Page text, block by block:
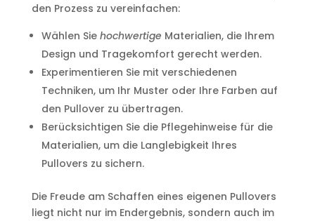
den Prozess zu vereinfachen:
Wählen Sie hochwertige Materialien, die Ihrem
Design und Tragekomfort gerecht werden.
Experimentieren Sie mit verschiedenen
Techniken, um Ihr Muster oder Ihre Farben auf
den Pullover zu übertragen.
Berücksichtigen Sie die Pflegehinweise für die
Materialien, um die Langlebigkeit Ihres
Pullovers zu sichern.
Die Freude am Schaffen eines eigenen Pullovers
liegt nicht nur im Endergebnis, sondern auch im